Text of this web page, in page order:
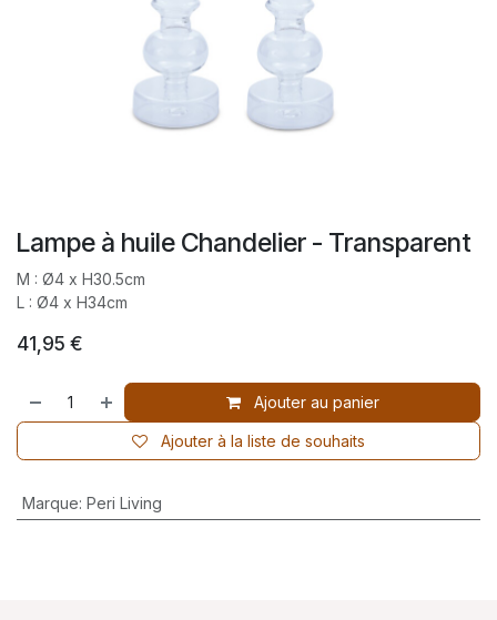
Lampe à huile Chandelier - Transparent
M : Ø4 x H30.5cm
L : Ø4 x H34cm
41,95 €
Ajouter au panier
Ajouter à la liste de souhaits
Marque: Peri Living